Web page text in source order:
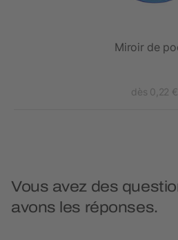
Miroir de
dès 0,22 €
Vous avez des
avons les réponses.